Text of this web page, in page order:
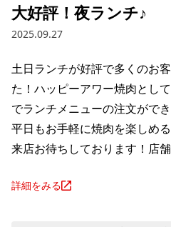
大好評！夜ランチ♪
2025.09.27
土日ランチが好評で多くのお
た！ハッピーアワー焼肉とし
でランチメニューの注文がで
平日もお手軽に焼肉を楽しめ
来店お待ちしております！店
詳細をみる